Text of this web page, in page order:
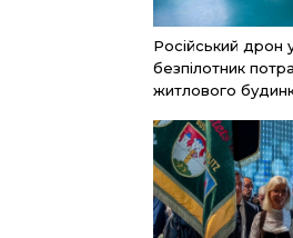
Російський дрон у
безпілотник
житлового